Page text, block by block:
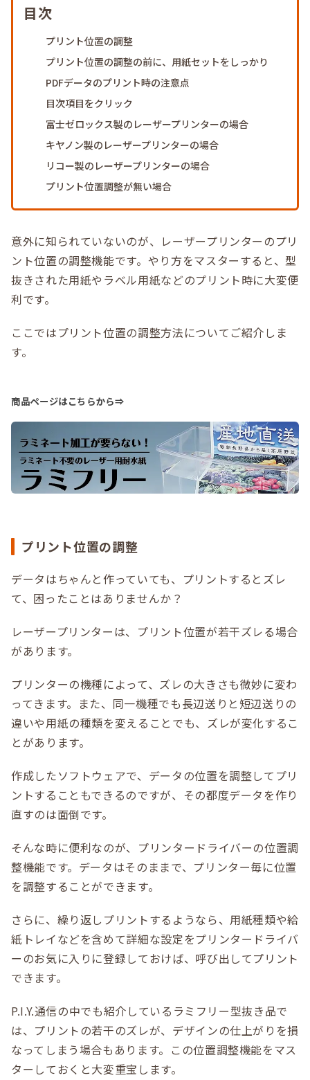
目次
プリント位置の調整
プリント位置の調整の前に、用紙セットをしっかり
PDFデータのプリント時の注意点
目次項目をクリック
富士ゼロックス製のレーザープリンターの場合
キヤノン製のレーザープリンターの場合
リコー製のレーザープリンターの場合
プリント位置調整が無い場合
意外に知られていないのが、レーザープリンターのプリ
ント位置の調整機能です。やり方をマスターすると、型
抜きされた用紙やラベル用紙などのプリント時に大変便
利です。
ここではプリント位置の調整方法についてご紹介しま
す。
商品ページはこちらから⇒
プリント位置の調整
データはちゃんと作っていても、プリントするとズレ
て、困ったことはありませんか？
レーザープリンターは、プリント位置が若干ズレる場合
があります。
プリンターの機種によって、ズレの大きさも微妙に変わ
ってきます。また、同一機種でも長辺送りと短辺送りの
違いや用紙の種類を変えることでも、ズレが変化するこ
とがあります。
作成したソフトウェアで、データの位置を調整してプリ
ントすることもできるのですが、その都度データを作り
直すのは面倒です。
そんな時に便利なのが、プリンタードライバーの位置調
整機能です。データはそのままで、プリンター毎に位置
を調整することができます。
さらに、繰り返しプリントするようなら、用紙種類や給
紙トレイなどを含めて詳細な設定をプリンタードライバ
ーのお気に入りに登録しておけば、呼び出してプリント
できます。
P.I.Y.通信の中でも紹介しているラミフリー型抜き品で
は、プリントの若干のズレが、デザインの仕上がりを損
なってしまう場合もあります。この位置調整機能をマス
ターしておくと大変重宝します。